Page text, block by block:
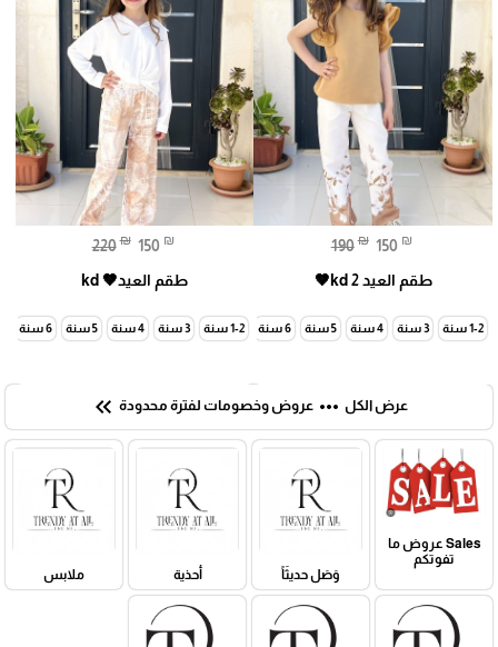
190 ₪ 150 ₪
طقم العيد kd 2🤎
1-2 سنة 3 سنة 4 سنة 5 سنة 6 سنة 7 سنة
220 ₪ 150 ₪
طقم العيد🤎 kd
1-2 سنة 3 سنة 4 سنة 5 سنة 6 سنة
عرض الكل more_horiz عروض وخصومات لفترة محدودة keyboard_double_arrow_left
Sales عروض ما
تفوتكم
وَصَل حديثَاً
أحذية ملابس